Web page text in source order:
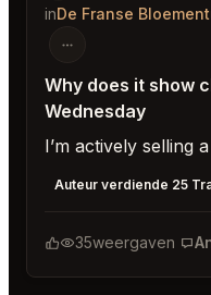
inDe Franse
Why does it show
Wednesday
I’m actively selling
Auteur verdiende 25
35weergaven